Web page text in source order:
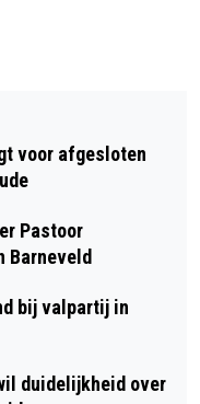
IN
EEN
BIJ DE
voor afgesloten
Pastoor
Barneveld
bij valpartij in
duidelijkheid over